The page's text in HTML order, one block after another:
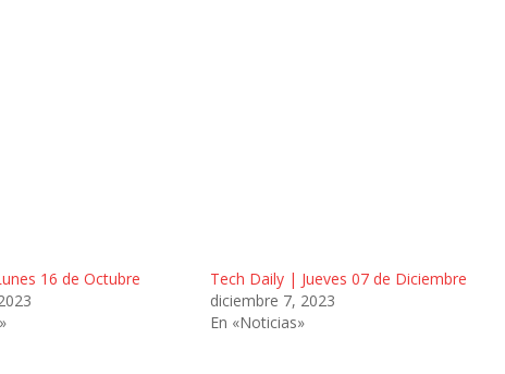
16 de Octubre
Tech Daily | Jueves 07 de Diciembre
diciembre 7, 2023
En «Noticias»